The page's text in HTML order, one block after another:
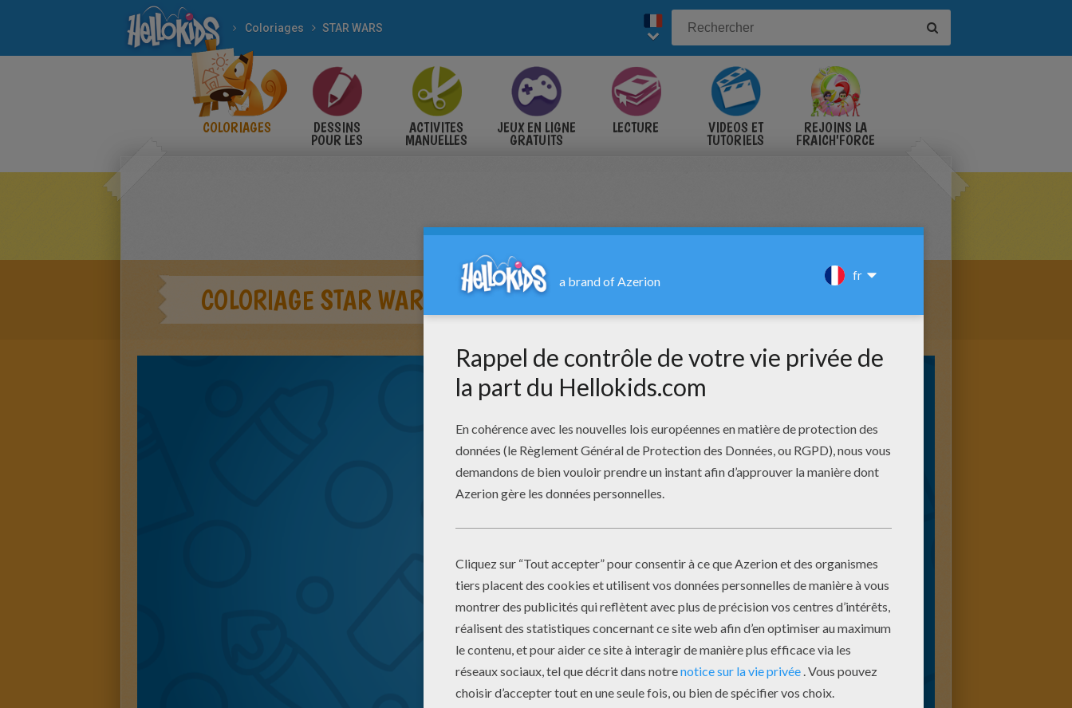
Coloriages STAR WARS
COLORIAGES DESSINS
POUR LES
ACTIVITES
MANUELLES
JEUX EN LIGNE
GRATUITS
LECTURE VIDÉOS ET
TUTORIELS
REJOINS LA
FRAICH'FORCE
COLORIAGE STAR WARS DU VAISSEAU D'OBI WAN KENOBI